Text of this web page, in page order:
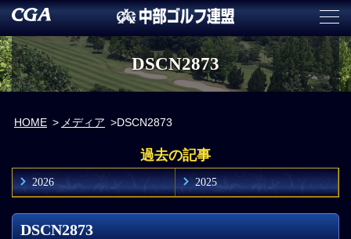
DSCN2873
HOME メディア DSCN2873
過去の記事
2026 2025
DSCN2873